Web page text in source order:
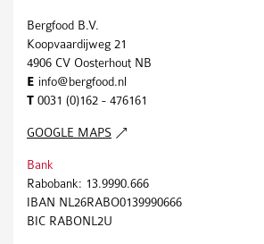
Bergfood B.V.
Koopvaardijweg 21
4906 CV Oosterhout NB
E info@bergfood.nl
T 0031 (0)162 - 476161
GOOGLE MAPS
Bank
Rabobank: 13.9990.666
IBAN NL26RABO0139990666
BIC RABONL2U